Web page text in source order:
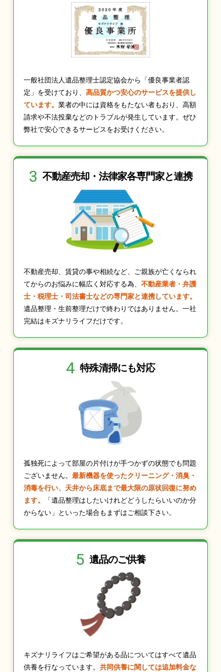
一般社団法人遺品整理士認定協会から「優良事業者認
定」を受けており、 高品質かつ安心のサービスを提供し
ています。 業者の中には資格をもたない者もおり、高額
請求や不法投棄などのトラブルが発生しています。ぜひ
弊社で安心できるサービスをお受けください。
3 不動産売却・法律家各専門家と連携
不動産売却、賃貸の事や相続など、ご親族が亡くなられ
てからのお悩みに幅広く対応する為、 不動産業者・弁護
士・税理士・司法書士などの専門家と連携しています。
遺品整理・生前整理だけで終わりではありません。一社
完結はキズナリライフだけです。
4 特殊清掃にも対応
孤独死によって部屋の片付けが手つかずの状態でも問題
ございません。 最新機器を使ったクリーニング・消臭・
消毒を行い、天井から床底まで最大限の原状回復に努め
ます。
「遺品整理はしたいけれどどうしたらいいのか分
からない」といった場合もまずはご相談下さい。
5 遺品のご供養
キズナリライフはご希望がある品についてはすべて遺品
供養を行なっています。 共同供養に関しては追加料金な